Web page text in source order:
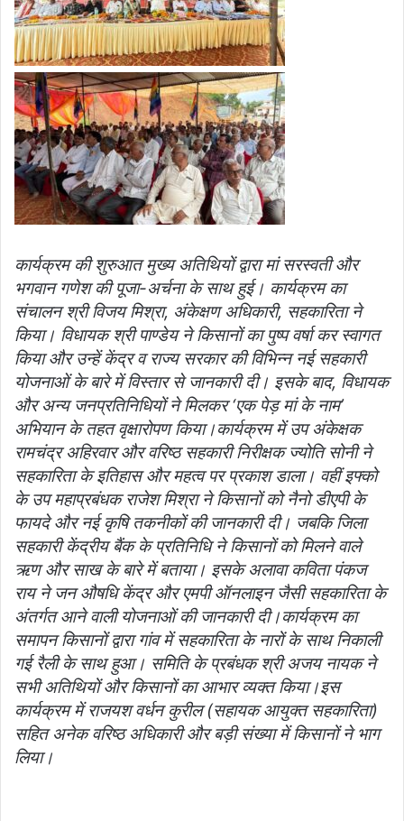
कार्यक्रम की शुरुआत मुख्य अतिथियों द्वारा मां सरस्वती और
भगवान गणेश की पूजा-अर्चना के साथ हुई। कार्यक्रम का
संचालन श्री विजय मिश्रा, अंकेक्षण अधिकारी, सहकारिता ने
किया। विधायक श्री पाण्डेय ने किसानों का पुष्प वर्षा कर स्वागत
किया और उन्हें केंद्र व राज्य सरकार की विभिन्न नई सहकारी
योजनाओं के बारे में विस्तार से जानकारी दी। इसके बाद, विधायक
और अन्य जनप्रतिनिधियों ने मिलकर ‘एक पेड़ मां के नाम’
अभियान के तहत वृक्षारोपण किया।कार्यक्रम में उप अंकेक्षक
रामचंद्र अहिरवार और वरिष्ठ सहकारी निरीक्षक ज्योति सोनी ने
सहकारिता के इतिहास और महत्व पर प्रकाश डाला। वहीं इफ्को
के उप महाप्रबंधक राजेश मिश्रा ने किसानों को नैनो डीएपी के
फायदे और नई कृषि तकनीकों की जानकारी दी। जबकि जिला
सहकारी केंद्रीय बैंक के प्रतिनिधि ने किसानों को मिलने वाले
ऋण और साख के बारे में बताया। इसके अलावा कविता पंकज
राय ने जन औषधि केंद्र और एमपी ऑनलाइन जैसी सहकारिता के
अंतर्गत आने वाली योजनाओं की जानकारी दी।कार्यक्रम का
समापन किसानों द्वारा गांव में सहकारिता के नारों के साथ निकाली
गई रैली के साथ हुआ। समिति के प्रबंधक श्री अजय नायक ने
सभी अतिथियों और किसानों का आभार व्यक्त किया।इस
कार्यक्रम में राजयश वर्धन कुरील (सहायक आयुक्त सहकारिता)
सहित अनेक वरिष्ठ अधिकारी और बड़ी संख्या में किसानों ने भाग
लिया।